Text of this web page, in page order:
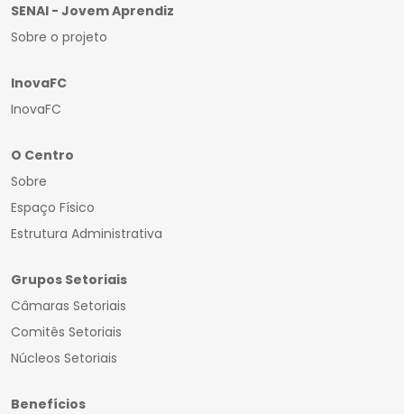
SENAI - Jovem Aprendiz
Sobre o projeto
InovaFC
InovaFC
O Centro
Sobre
Espaço Físico
Estrutura Administrativa
Grupos Setoriais
Câmaras Setoriais
Comitês Setoriais
Núcleos Setoriais
Benefícios